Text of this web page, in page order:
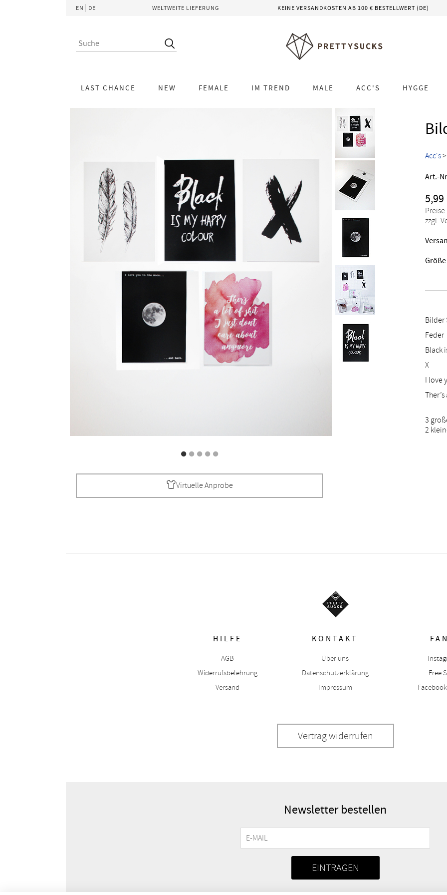
EN DE WELTWEITE LIEFERUNG KEINE VERSANDKOSTEN AB 100 € BESTELLWERT (DE)
LAST CHANCE NEW FEMALE IM TREND MALE ACC'S HYGGE
Virtuelle Anprobe
Acc's>
Art.-
5,99
zzgl.
Bilder
Feder
Black
X
I love
3
2
HILFE
AGB
Widerrufsbelehrung
Versand
KONTAKT
Über uns
Datenschutzerklärung
Impressum
Free
Vertrag widerrufen
Newsletter bestellen